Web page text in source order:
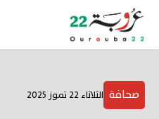
صحافة الثلاثاء 22 تموز 2025